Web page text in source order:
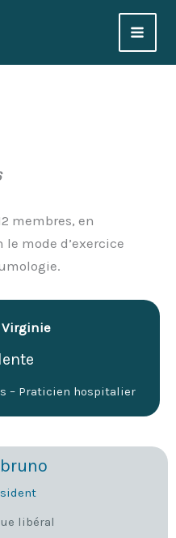
membres, en
mode d’exercice
Virginie
– Praticien hospitalier
bruno
libéral